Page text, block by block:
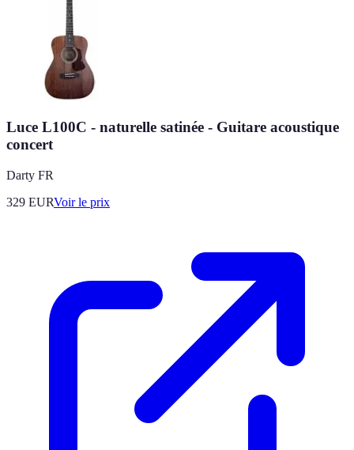
Luce L100C - naturelle satinée - Guitare acoustique
concert
Darty FR
329 EURVoir le prix